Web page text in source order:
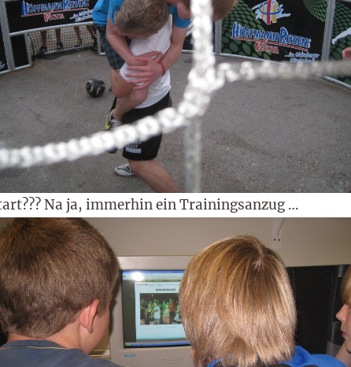
Na ja, immerhin ein Trainingsanzug …